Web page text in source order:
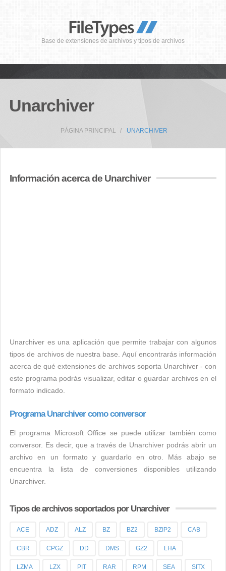
Base de extensiones de archivos y tipos de archivos
Unarchiver
PÁGINA PRINCIPAL UNARCHIVER
Información acerca de Unarchiver
Unarchiver es una aplicación que permite trabajar con algunos
tipos de archivos de nuestra base. Aquí encontrarás información
acerca de qué extensiones de archivos soporta Unarchiver - con
este programa podrás visualizar, editar o guardar archivos en el
formato indicado.
Programa Unarchiver como conversor
El programa Microsoft Office se puede utilizar también como
conversor. Es decir, que a través de Unarchiver podrás abrir un
archivo en un formato y guardarlo en otro. Más abajo se
encuentra la lista de conversiones disponibles utilizando
Unarchiver.
Tipos de archivos soportados por Unarchiver
ACE ADZ ALZ BZ BZ2 BZIP2 CAB
CBR CPGZ DD DMS GZ2 LHA
LZMA LZX PIT RAR RPM SEA SITX